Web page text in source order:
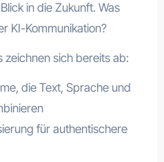
in die Zukunft. Was
KI-Kommunikation?
zeichnen sich bereits ab:
die Text, Sprache und
für authentischere